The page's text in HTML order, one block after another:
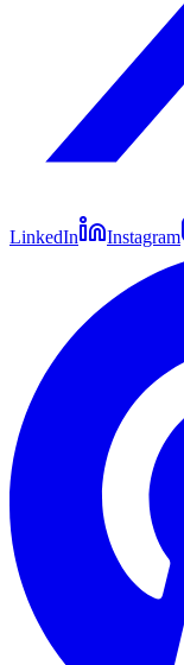
LinkedIn Instagram